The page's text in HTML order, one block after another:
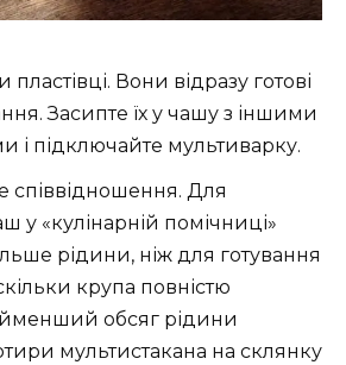
Вони відразу готові
Засипте їх у чашу з іншими
і підключайте мультиварку.
співвідношення. Для
у «кулінарній помічниці»
рідини, ніж для готування
крупа повністю
обсяг рідини
мультистакана на склянку